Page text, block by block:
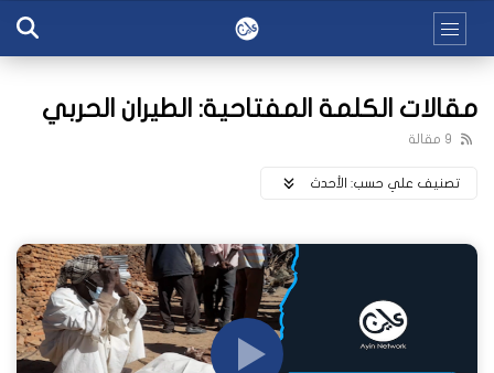
مقالات الكلمة المفتاحية: الطيران الحربي
9 مقالة
تصنيف علي حسب: اﻷحدث